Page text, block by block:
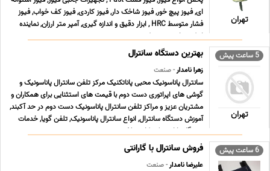
تهران
ای, فیوز پیچ خور, فیوز شاخک دار, فیوز کاردی, فیوز کف خواب, فیوز
فشار متوسط HRC , ابزار دقیق و اندازه گیری, آمپر متر ارزان, نماینده
اینکودر, اینورتر, ‎پروژکت ... ...
5 ساعت پیش
تهران
بهترین دستگاه سانترال
زهرا نامدار- صنعت
سانترال پاناسونیک محبی پاناتکنیک مرکز تلفن سانترال پاناسونیک و
گوشی های اپراتوری دست دوم با قیمت های استثنایی برای همکاران و
مشتریان عزیز و مراکز تلفن سانترال پاناسونیک دست دوم در حد آکبند,
آموزش دستگاه سانترال, انواع سانترال پاناسونیک, تلفن گویا, خدمات
دستگاه پاناسونیک, کارت تلف ... ...
6 ساعت پیش فروش سانترال با گارانتی
علیرضا نامدار- صنعت